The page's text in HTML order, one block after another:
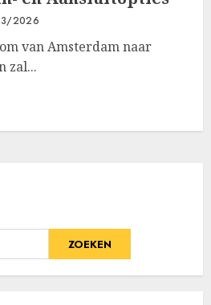
2026
van Amsterdam naar
zal...
ZOEKEN